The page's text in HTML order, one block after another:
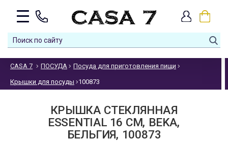
CASA 7 ПОСУДА Посуда для приготовления пищи
Крышки для посуды 100873
КРЫШКА СТЕКЛЯННАЯ
ESSENTIAL 16 СМ, BEKA,
БЕЛЬГИЯ, 100873